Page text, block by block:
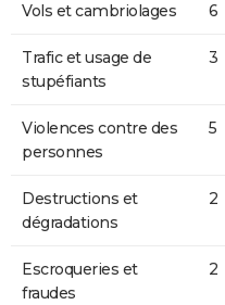
Vols et cambriolages 6
Trafic et usage de
stupéfiants
3
Violences contre des
personnes
5
Destructions et
dégradations
2
Escroqueries et
fraudes
2